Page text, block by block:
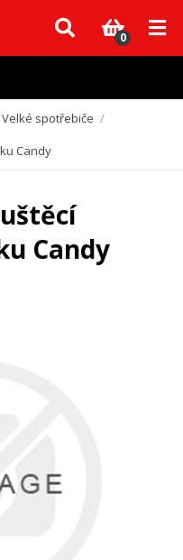
dílů, které nejsou skladem,
pochopení.
0
Velké spotřebiče /
Candy
Candy